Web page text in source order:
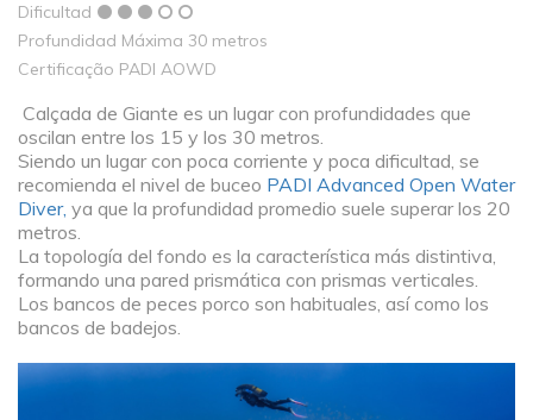
Dificultad
Profundidad Máxima 30 metros
Certificação PADI AOWD
Calçada de Giante es un lugar con profundidades que
oscilan entre los 15 y los 30 metros.
Siendo un lugar con poca corriente y poca dificultad, se
recomienda el nivel de buceo PADI Advanced Open Water
Diver, ya que la profundidad promedio suele superar los 20
metros.
La topología del fondo es la característica más distintiva,
formando una pared prismática con prismas verticales.
Los bancos de peces porco son habituales, así como los
bancos de badejos.